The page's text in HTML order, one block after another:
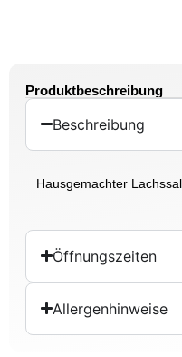
Produktbeschreibung
Beschreibung
Hausgemachter
Öffnungszeiten
Allergenhinweise